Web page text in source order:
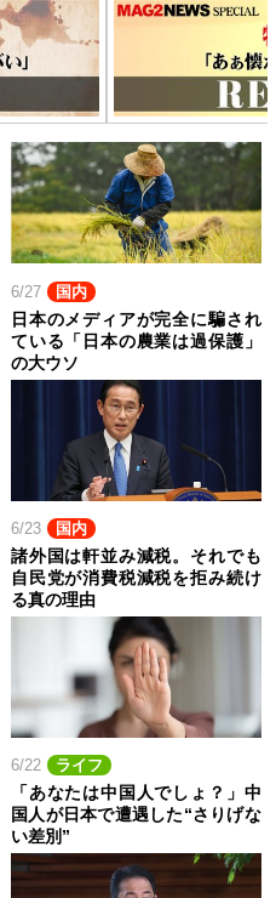
6/27 国内
日本のメディアが完全に騙され
ている「日本の農業は過保護」
の大ウソ
6/23 国内
諸外国は軒並み減税。それでも
自民党が消費税減税を拒み続け
る真の理由
6/22 ライフ
「あなたは中国人でしょ？」中
国人が日本で遭遇した“さりげな
い差別”